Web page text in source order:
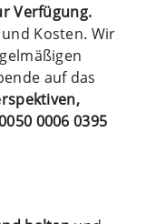
Verfügung.
Kosten. Wir
auf das
0006 0395